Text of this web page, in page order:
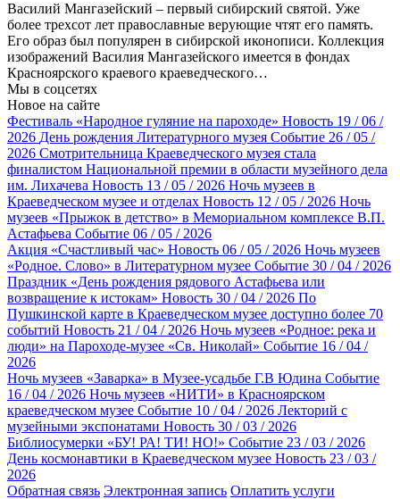
Василий Мангазейский – первый сибирский святой. Уже
более трехсот лет православные верующие чтят его память.
Его образ был популярен в сибирской иконописи. Коллекция
изображений Василия Мангазейского имеется в фондах
Красноярского краевого краеведческого…
Мы в соцсетях
Новое на сайте
Фестиваль «Народное гуляние на пароходе» Новость 19 / 06 /
2026 День рождения Литературного музея Событие 26 / 05 /
2026 Смотрительница Краеведческого музея стала
финалистом Национальной премии в области музейного дела
им. Лихачева Новость 13 / 05 / 2026 Ночь музеев в
Краеведческом музее и отделах Новость 12 / 05 / 2026 Ночь
музеев «Прыжок в детство» в Мемориальном комплексе В.П.
Астафьева Событие 06 / 05 / 2026
Акция «Счастливый час» Новость 06 / 05 / 2026 Ночь музеев
«Родное. Слово» в Литературном музее Событие 30 / 04 / 2026
Праздник «День рождения рядового Астафьева или
возвращение к истокам» Новость 30 / 04 / 2026 По
Пушкинской карте в Краеведческом музее доступно более 70
событий Новость 21 / 04 / 2026 Ночь музеев «Родное: река и
люди» на Пароходе-музее «Св. Николай» Событие 16 / 04 /
2026
Ночь музеев «Заварка» в Музее-усадьбе Г.В Юдина Событие
16 / 04 / 2026 Ночь музеев «НИТИ» в Красноярском
краеведческом музее Событие 10 / 04 / 2026 Лекторий с
музейными экспонатами Новость 30 / 03 / 2026
Библиосумерки «БУ! РА! ТИ! НО!» Событие 23 / 03 / 2026
День космонавтики в Краеведческом музее Новость 23 / 03 /
2026
Обратная связь Электронная запись Оплатить услуги